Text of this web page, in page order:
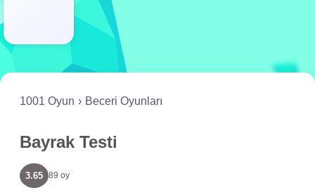
1001 Oyun Beceri Oyunları
Bayrak Testi
3.65 89 oy